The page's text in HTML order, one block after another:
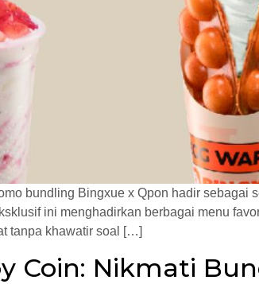
bundling Bingxue x Qpon hadir
ini menghadirkan berbagai menu
tanpa khawatir soal […]
Coin: Nikmati